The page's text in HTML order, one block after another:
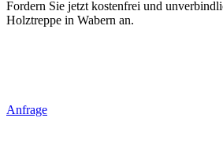
Fordern Sie jetzt kostenfrei und
Holztreppe in Wabern an.
Anfrage